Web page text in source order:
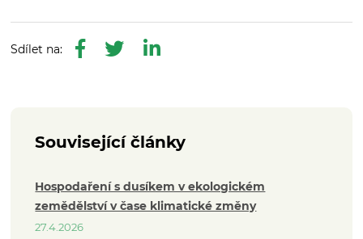
Související články
Hospodaření s dusíkem v ekologickém
zemědělství v čase klimatické změny
27.4.2026